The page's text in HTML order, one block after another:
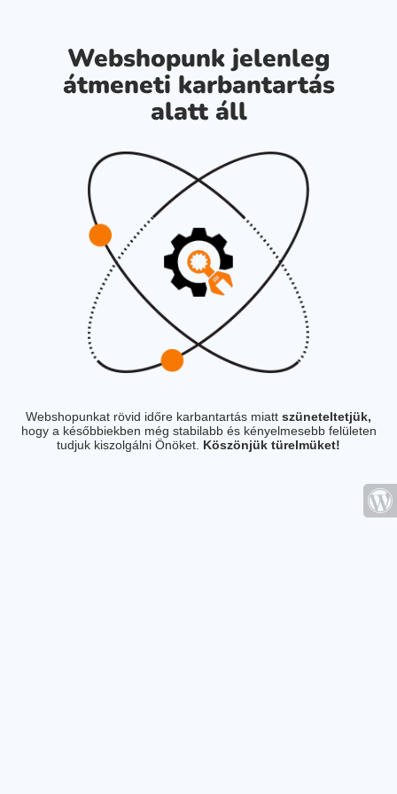
Webshopunk jelenleg
átmeneti karbantartás
alatt áll
Webshopunkat rövid időre karbantartás miatt szüneteltetjük,
hogy a későbbiekben még stabilabb és kényelmesebb felületen
tudjuk kiszolgálni Önöket. Köszönjük türelmüket!